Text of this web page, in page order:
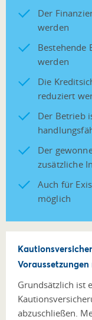
Der
werden
Bestehende
werden
Die
reduziert
Der Betrieb
Der
zusätzliche
Auch für
möglich
Grundsätzlich ist
abzuschließen.